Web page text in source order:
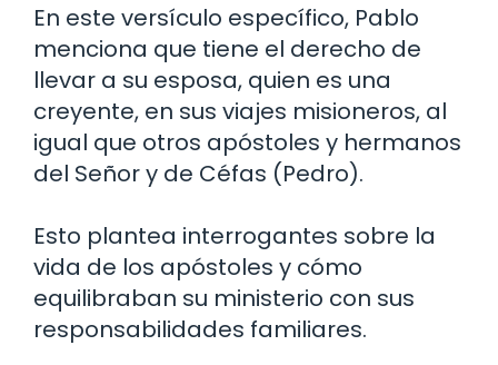
En este versículo específico, Pablo
menciona que tiene el derecho de
llevar a su esposa, quien es una
creyente, en sus viajes misioneros, al
igual que otros apóstoles y hermanos
del Señor y de Céfas (Pedro).
Esto plantea interrogantes sobre la
vida de los apóstoles y cómo
equilibraban su ministerio con sus
responsabilidades familiares.